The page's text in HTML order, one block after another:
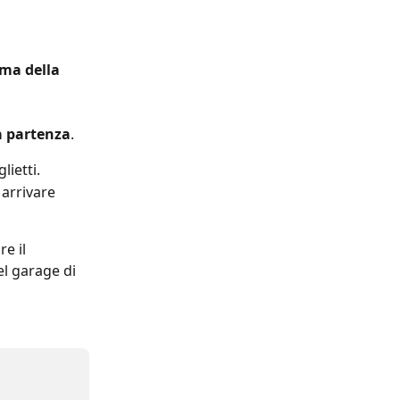
della
partenza.
il
garage di